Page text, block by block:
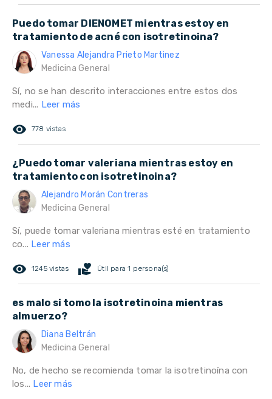
Puedo tomar DIENOMET mientras estoy en
tratamiento de acné con isotretinoina?
Vanessa Alejandra Prieto Martinez
Medicina General
Sí, no se han descrito interacciones entre estos dos
medi... Leer más
remove_red_eye 778 vistas
¿Puedo tomar valeriana mientras estoy en
tratamiento con isotretinoina?
Alejandro Morán Contreras
Medicina General
Sí, puede tomar valeriana mientras esté en tratamiento
co... Leer más
remove_red_eye 1245 vistas volunteer_activism Útil para 1 persona(s)
es malo si tomo la isotretinoina mientras
almuerzo?
Diana Beltrán
Medicina General
No, de hecho se recomienda tomar la isotretinoína con
los... Leer más